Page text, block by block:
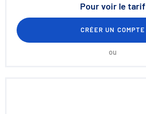
Pour voir le tarif
CRÉER UN COMPTE
ou